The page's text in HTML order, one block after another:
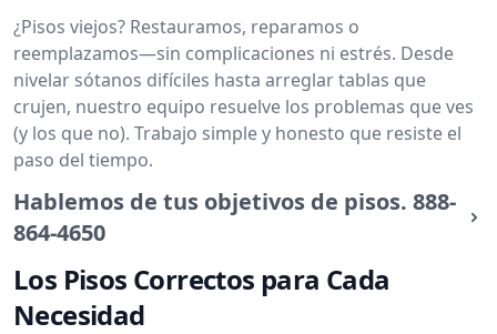
¿Pisos viejos? Restauramos, reparamos o
reemplazamos—sin complicaciones ni estrés. Desde
nivelar sótanos difíciles hasta arreglar tablas que
crujen, nuestro equipo resuelve los problemas que ves
(y los que no). Trabajo simple y honesto que resiste el
paso del tiempo.
Hablemos de tus objetivos de pisos. 888-
864-4650
Los Pisos Correctos para Cada
Necesidad